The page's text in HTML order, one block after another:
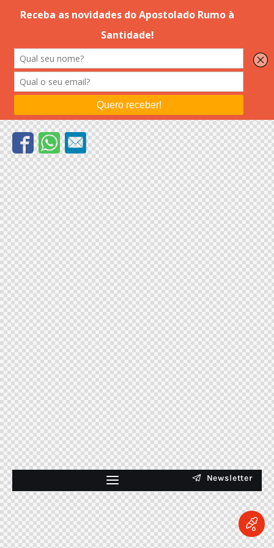
Newsletter
Rumo à Santidade
"Omnia in gloriam Dei
facite" – "Fazei tudo para
glória de Deus" (1Cor 10, 31)